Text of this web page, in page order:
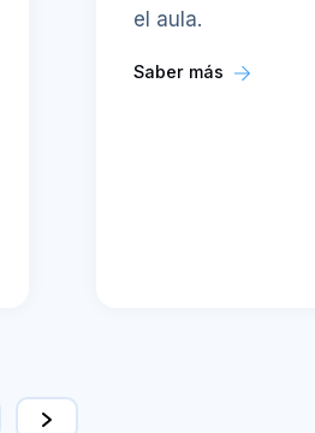
el aula.
Saber más